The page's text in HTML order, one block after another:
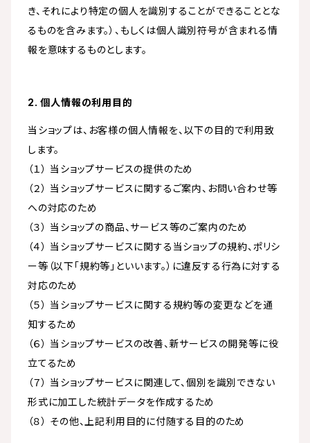
き、それにより特定の個人を識別することができることとな
るものを含みます。）、もしくは個人識別符号が含まれる情
報を意味するものとします。
2. 個人情報の利用目的
当ショップは、お客様の個人情報を、以下の目的で利用致
します。
（１） 当ショップサービスの提供のため
（２） 当ショップサービスに関するご案内、お問い合わせ等
への対応のため
（３） 当ショップの商品、サービス等のご案内のため
（４） 当ショップサービスに関する当ショップの規約、ポリシ
ー等（以下「規約等」といいます。）に違反する行為に対する
対応のため
（５） 当ショップサービスに関する規約等の変更などを通
知するため
（６） 当ショップサービスの改善、新サービスの開発等に役
立てるため
（７） 当ショップサービスに関連して、個別を識別できない
形式に加工した統計データを作成するため
（８） その他、上記利用目的に付随する目的のため